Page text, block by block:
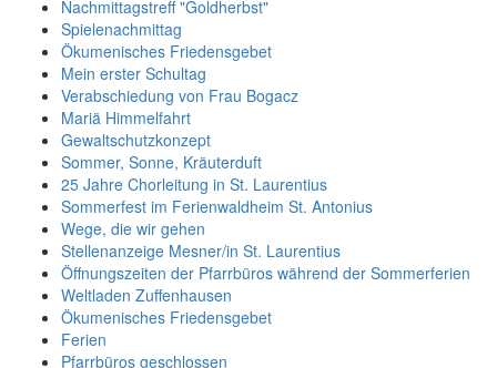
Nachmittagstreff "Goldherbst"
Spielenachmittag
Ökumenisches Friedensgebet
Mein erster Schultag
Verabschiedung von Frau Bogacz
Mariä Himmelfahrt
Gewaltschutzkonzept
Sommer, Sonne, Kräuterduft
25 Jahre Chorleitung in St. Laurentius
Sommerfest im Ferienwaldheim St. Antonius
Wege, die wir gehen
Stellenanzeige Mesner/in St. Laurentius
Öffnungszeiten der Pfarrbüros während der Sommerferien
Weltladen Zuffenhausen
Ökumenisches Friedensgebet
Ferien
Pfarrbüros geschlossen